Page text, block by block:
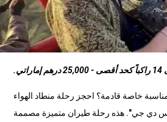
خاصة قادمة؟ احجز رحلة منطاد الهواء
دي جي". هذه رحلة طيران متميزة مصممة